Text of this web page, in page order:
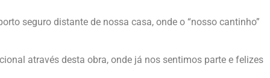
seguro distante de nossa casa, onde o “nosso cantinho”
através desta obra, onde já nos sentimos parte e felizes